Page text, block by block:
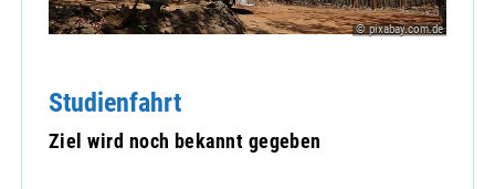
© pixabay.com.de
Studienfahrt
Ziel wird noch bekannt gegeben